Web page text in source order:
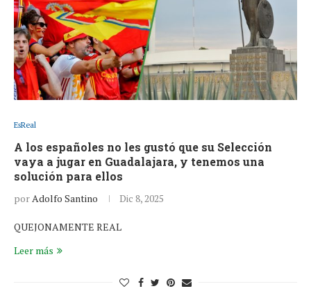
EsReal
A los españoles no les gustó que su Selección
vaya a jugar en Guadalajara, y tenemos una
solución para ellos
porAdolfo Santino Dic 8, 2025
QUEJONAMENTE REAL
Leer más